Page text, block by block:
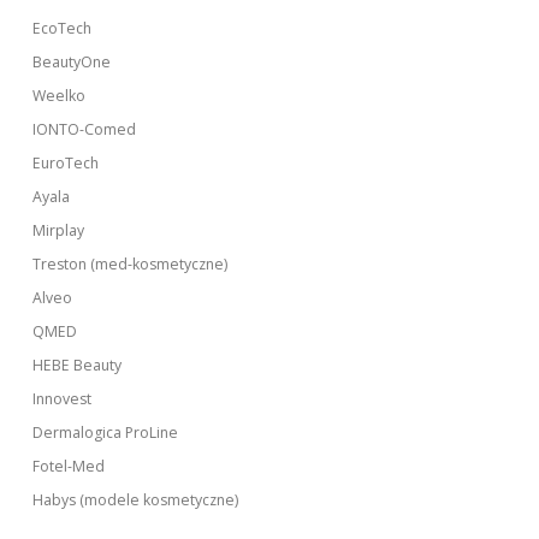
EcoTech
BeautyOne
Weelko
IONTO-Comed
EuroTech
Ayala
Mirplay
Treston (med-kosmetyczne)
Alveo
QMED
HEBE Beauty
Innovest
Dermalogica ProLine
Fotel-Med
Habys (modele kosmetyczne)